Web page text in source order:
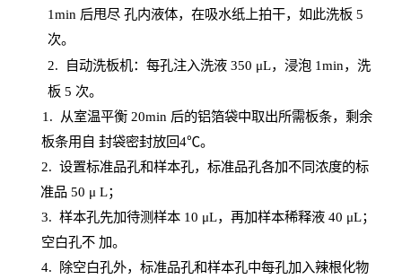
1min 后甩尽 孔内液体，在吸水纸上拍干，如此洗板 5
次。
2.
自动洗板机：每孔注入洗液 350 μL，浸泡 1min，洗
板 5 次。
1 . 从室温平衡 20min 后的铝箔袋中取出所需板条，剩余
板条用自 封袋密封放回4℃。
2. 设置标准品孔和样本孔，标准品孔各加不同浓度的标
准品 50 μ L；
3. 样本孔先加待测样本 10 μL，再加样本稀释液 40 μL；
空白孔不 加。
4.
除空白孔外，标准品孔和样本孔中每孔加入辣根化物